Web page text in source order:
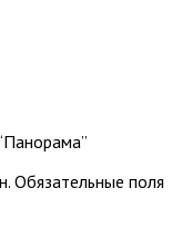
Обязательные поля